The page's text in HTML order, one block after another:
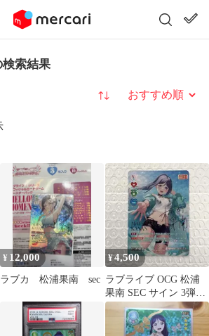
索結果
並び替え
¥ 12,000
ラブカ 松浦果南 sec
¥4,500
ラブライブ OCG 松浦
果南 SEC サイン 3弾
PLIS-bp3-003